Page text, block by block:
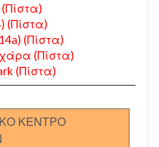
(Πίστα)
(Πίστα)
(Πίστα)
(Πίστα)
ΚΕΝΤΡΟ